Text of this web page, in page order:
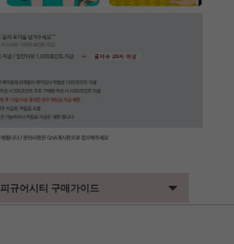
피규어시티 구매가이드